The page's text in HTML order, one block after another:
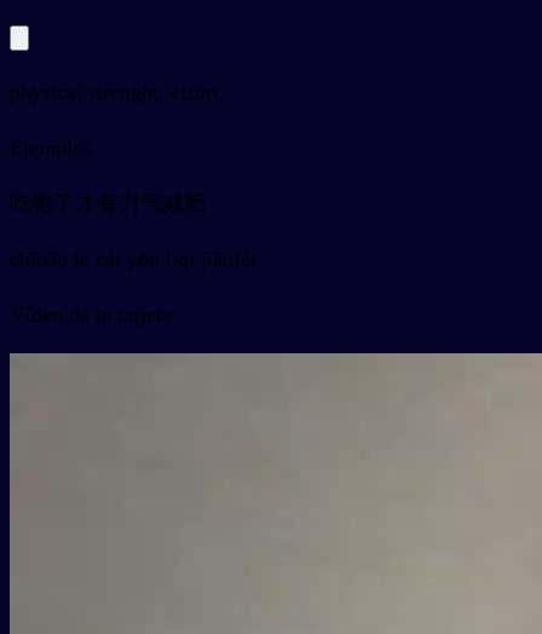
physical strenght, effort
Ejemplos
吃饱了才有力气减肥
chībǎo le cái yǒu lìqi jiǎnféi
Vídeo de la tarjeta